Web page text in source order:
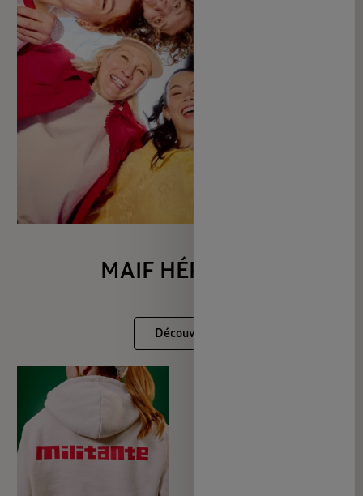
MAIF HÉRITAGE
Découvrir